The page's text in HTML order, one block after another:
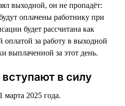
выходной, он не пропадёт:
оплачены работнику при
будет рассчитана как
за работу в выходной
выплаченной за этот день.
в силу
марта 2025 года.